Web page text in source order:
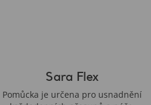
Sara Flex
Pomůcka je určena pro usnadnění